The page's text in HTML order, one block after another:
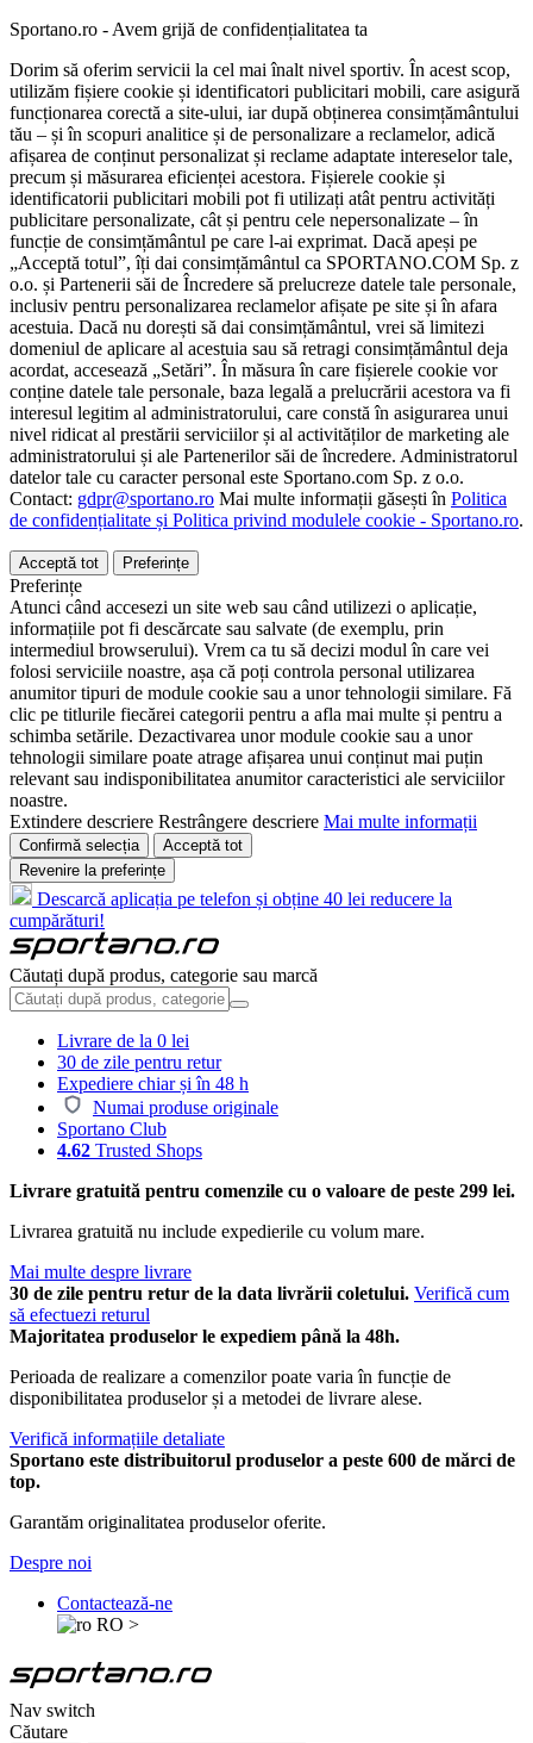
Sportano.ro - Avem grijă de confidențialitatea ta
Dorim să oferim servicii la cel mai înalt nivel sportiv. În acest scop,
utilizăm fișiere cookie și identificatori publicitari mobili, care asigură
funcționarea corectă a site-ului, iar după obținerea consimțământului
tău – și în scopuri analitice și de personalizare a reclamelor, adică
afișarea de conținut personalizat și reclame adaptate intereselor tale,
precum și măsurarea eficienței acestora. Fișierele cookie și
identificatorii publicitari mobili pot fi utilizați atât pentru activități
publicitare personalizate, cât și pentru cele nepersonalizate – în
funcție de consimțământul pe care l-ai exprimat. Dacă apeși pe
„Acceptă totul”, îți dai consimțământul ca SPORTANO.COM Sp. z
o.o. și Partenerii săi de Încredere să prelucreze datele tale personale,
inclusiv pentru personalizarea reclamelor afișate pe site și în afara
acestuia. Dacă nu dorești să dai consimțământul, vrei să limitezi
domeniul de aplicare al acestuia sau să retragi consimțământul deja
acordat, accesează „Setări”. În măsura în care fișierele cookie vor
conține datele tale personale, baza legală a prelucrării acestora va fi
interesul legitim al administratorului, care constă în asigurarea unui
nivel ridicat al prestării serviciilor și al activităților de marketing ale
administratorului și ale Partenerilor săi de încredere. Administratorul
datelor tale cu caracter personal este Sportano.com Sp. z o.o.
Contact: gdpr@sportano.ro Mai multe informații găsești în Politica
de confidențialitate și Politica privind modulele cookie - Sportano.ro.
Acceptă tot Preferințe
Preferințe
Atunci când accesezi un site web sau când utilizezi o aplicație,
informațiile pot fi descărcate sau salvate (de exemplu, prin
intermediul browserului). Vrem ca tu să decizi modul în care vei
folosi serviciile noastre, așa că poți controla personal utilizarea
anumitor tipuri de module cookie sau a unor tehnologii similare. Fă
clic pe titlurile fiecărei categorii pentru a afla mai multe și pentru a
schimba setările. Dezactivarea unor module cookie sau a unor
tehnologii similare poate atrage afișarea unui conținut mai puțin
relevant sau indisponibilitatea anumitor caracteristici ale serviciilor
noastre.
Extindere descriere Restrângere descriere Mai multe informații
Confirmă selecția
Acceptă tot
Revenire la preferințe
Descarcă aplicația pe telefon și obține 40 lei reducere la
cumpărături!
Căutați după produs, categorie sau marcă
Livrare de la 0 lei
30 de zile pentru retur
Expediere chiar și în 48 h
Numai produse originale
Sportano Club
4.62 Trusted Shops
Livrare gratuită pentru comenzile cu o valoare de peste 299 lei.
Livrarea gratuită nu include expedierile cu volum mare.
Mai multe despre livrare
30 de zile pentru retur de la data livrării coletului. Verifică cum
să efectuezi returul
Majoritatea produselor le expediem până la 48h.
Perioada de realizare a comenzilor poate varia în funcție de
disponibilitatea produselor și a metodei de livrare alese.
Verifică informațiile detaliate
Sportano este distribuitorul produselor a peste 600 de mărci de
top.
Garantăm originalitatea produselor oferite.
Despre noi
Contactează-ne
RO >
Nav switch
Căutare